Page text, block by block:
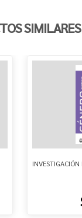
SIMILARES
INVESTIGACIÓN